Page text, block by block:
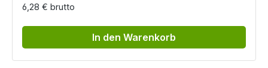
6,28 € brutto
In den Warenkorb